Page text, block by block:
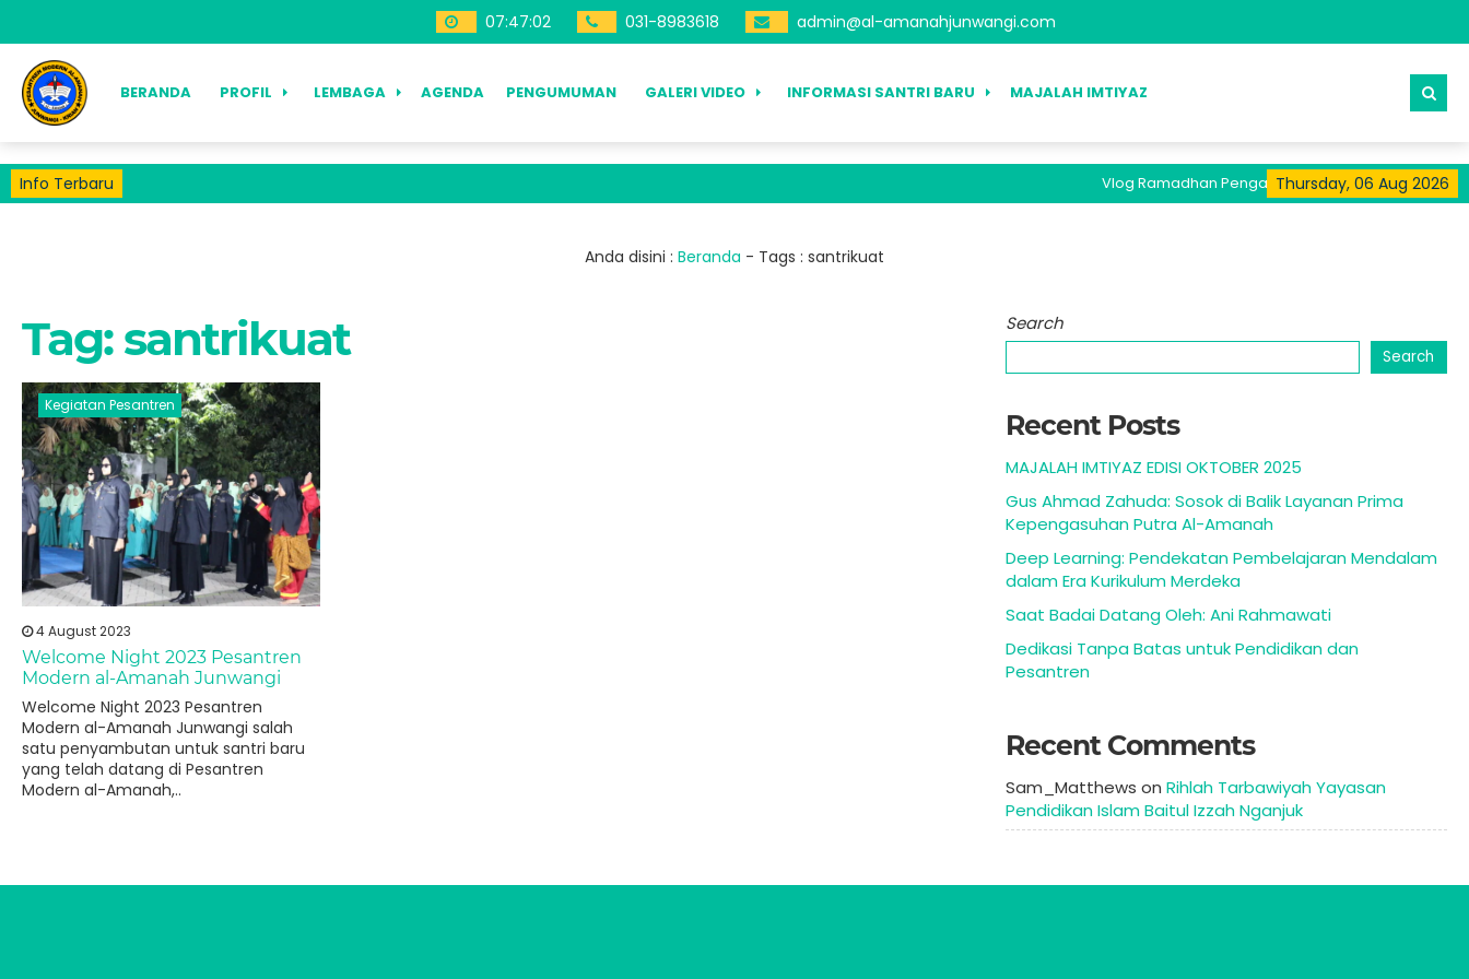
07:47:02 031-8983618 admin@al-amanahjunwangi.com
BERANDA PROFIL LEMBAGA AGENDA PENGUMUMAN GALERI VIDEO INFORMASI SANTRI BARU MAJALAH IMTIYAZ
Info Terbaru Thursday, 06 Aug 2026
Vlog Ramadhan Pengasuh Tersedia Pada Kanal
Anda disini : Beranda - Tags : santrikuat
Tag:santrikuat
Kegiatan Pesantren
4 August 2023
Welcome Night 2023 Pesantren
Modern al-Amanah Junwangi
Welcome Night 2023 Pesantren
Modern al-Amanah Junwangi salah
satu penyambutan untuk santri baru
yang telah datang di Pesantren
Modern al-Amanah,..
Search
Search
Recent Posts
MAJALAH IMTIYAZ EDISI OKTOBER 2025
Gus Ahmad Zahuda: Sosok di Balik Layanan Prima
Kepengasuhan Putra Al-Amanah
Deep Learning: Pendekatan Pembelajaran Mendalam
dalam Era Kurikulum Merdeka
Saat Badai Datang Oleh: Ani Rahmawati
Dedikasi Tanpa Batas untuk Pendidikan dan
Pesantren
Recent Comments
Sam_Matthews onRihlah Tarbawiyah Yayasan
Pendidikan Islam Baitul Izzah Nganjuk